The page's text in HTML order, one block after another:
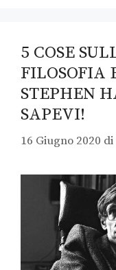
5 COSE
FILOSOFIA
STEPHEN
SAPEVI!
16 Giugno 2020 di